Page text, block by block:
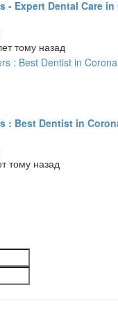
- Expert Dental Care in
тому назад
: Best Dentist in
тому назад